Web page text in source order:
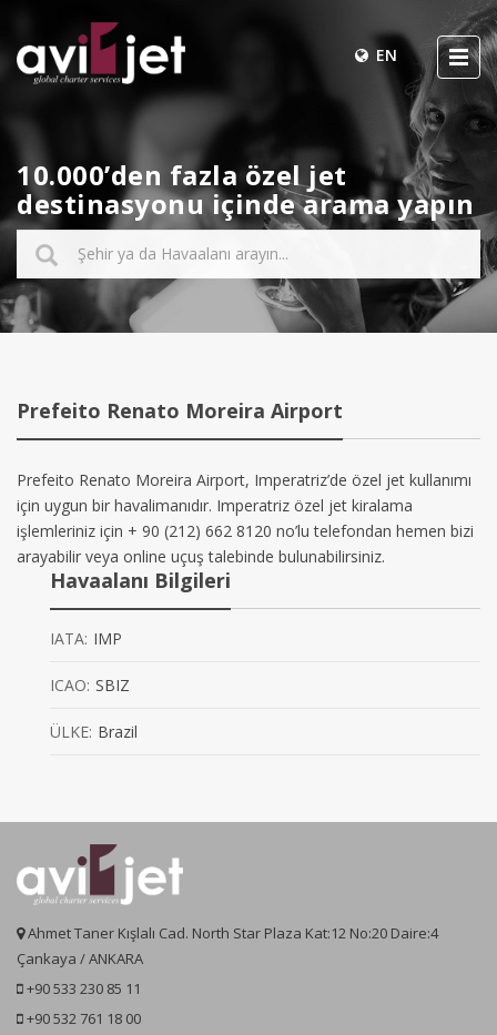
EN
10.000’den fazla özel jet
destinasyonu içinde arama yapın
Prefeito Renato Moreira Airport
Prefeito Renato Moreira Airport, Imperatriz’de özel jet kullanımı
için uygun bir havalimanıdır. Imperatriz özel jet kiralama
işlemleriniz için + 90 (212) 662 8120 no’lu telefondan hemen bizi
arayabilir veya online uçuş talebinde bulunabilirsiniz.
Havaalanı Bilgileri
IATA: IMP
ICAO: SBIZ
ÜLKE: Brazil
Ahmet Taner Kışlalı Cad. North Star Plaza Kat:12 No:20 Daire:4
Çankaya / ANKARA
+90 533 230 85 11
+90 532 761 18 00